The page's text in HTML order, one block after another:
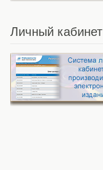
Личный кабинет